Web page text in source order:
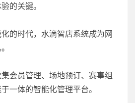
的关键。
的时代，水滴智店系统成为网
会员管理、场地预订、赛事组
一体的智能化管理平台。